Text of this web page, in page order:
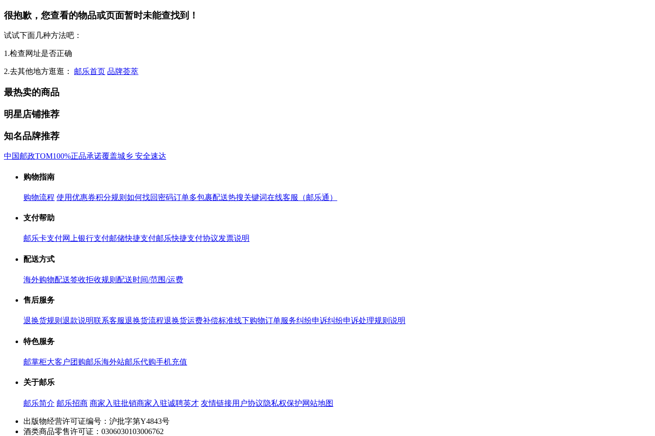
很抱歉，您查看的物品或页面暂时未能查找到！
试试下面几种方法吧：
1.检查网址是否正确
2.去其他地方逛逛： 邮乐首页 品牌荟萃
最热卖的商品
明星店铺推荐
知名品牌推荐
中国邮政TOM100%正品承诺覆盖城乡 安全速达
购物指南
购物流程 使用优惠券积分规则 如何找回密码订单多包裹配送热搜关键词在线客服（邮乐通）
支付帮助
邮乐卡支付网上银行支付邮储快捷支付邮乐快捷支付协议发票说明
配送方式
海外购物配送签收拒收规则 配送时间/范围/运费
售后服务
退换货规则 退款说明联系客服退换货流程退换货运费补偿标准线下购物订单服务纠纷申诉纠纷申诉处理规则说明
特色服务
邮掌柜大客户团购邮乐海外站邮乐代购手机充值
关于邮乐
邮乐简介 邮乐招商 商家入驻批销商家入驻诚聘英才 友情链接用户协议隐私权保护网站地图
出版物经营许可证编号：沪批字第Y4843号
酒类商品零售许可证：0306030103006762